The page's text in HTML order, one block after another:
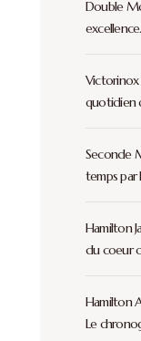
Double
excellence.
quotidien
Seconde
temps par
Hamilton
du coeur
Hamilton
Le